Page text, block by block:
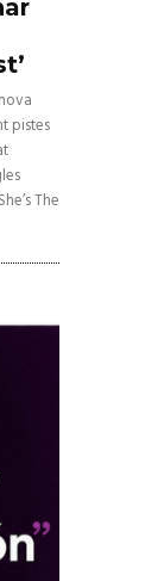
pistes
The